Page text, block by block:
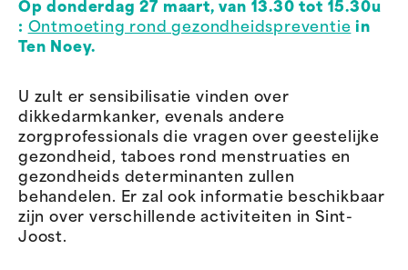
Op donderdag 27 maart, van 13.30 tot 15.30u
: Ontmoeting rond gezondheidspreventie in
Ten Noey.
U zult er sensibilisatie vinden over
dikkedarmkanker, evenals andere
zorgprofessionals die vragen over geestelijke
gezondheid, taboes rond menstruaties en
gezondheids determinanten zullen
behandelen. Er zal ook informatie beschikbaar
zijn over verschillende activiteiten in Sint-
Joost.